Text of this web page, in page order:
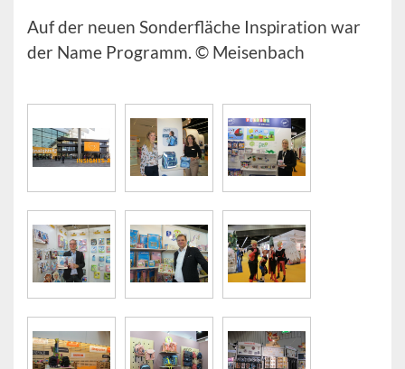
Auf der neuen Sonderfläche Inspiration war
der Name Programm. © Meisenbach